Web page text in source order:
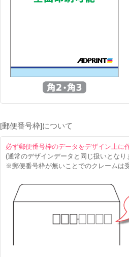
[郵便番号枠]について
必ず郵便番号枠のデータをデザイン上に
(通常のデザインデータと同じ扱いとな
※郵便番号枠が無いことでのクレームは